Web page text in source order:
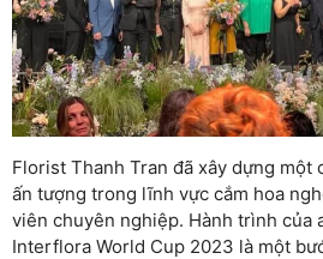
Florist Thanh Tran đã xây dựng một
ấn tượng trong lĩnh vực cắm hoa
viên chuyên nghiệp. Hành trình của
Interflora World Cup 2023 là một